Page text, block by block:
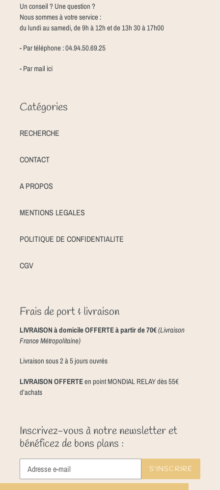
Un conseil ? Une question ?
Nous sommes à votre service :
du lundi au samedi, de 9h à 12h et de 13h 30 à 17h00
- Par téléphone : 04.94.50.69.25
- Par mail ici
Catégories
RECHERCHE
CONTACT
A PROPOS
MENTIONS LEGALES
POLITIQUE DE CONFIDENTIALITE
CGV
Frais de port & livraison
LIVRAISON à domicile OFFERTE à partir de 70€(Livraison
France Métropolitaine)
Livraison sous 2 à 5 jours ouvrés
LIVRAISON OFFERTEen point MONDIAL RELAY dès 55€
d’achats
Inscrivez-vous à notre newsletter et
bénéficez de bons plans :
S'INSCRIRE